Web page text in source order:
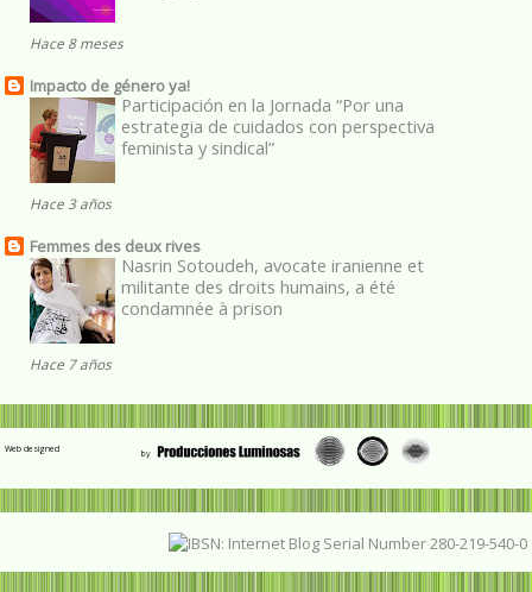
Hace 8 meses
Impacto de género ya!
Participación en la Jornada “Por una
estrategia de cuidados con perspectiva
feminista y sindical”
Hace 3 años
Femmes des deux rives
Nasrin Sotoudeh, avocate iranienne et
militante des droits humains, a été
condamnée à prison
Hace 7 años
Web designed